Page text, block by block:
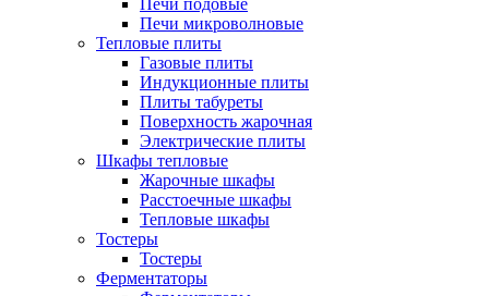
Печи подовые
Печи микроволновые
Тепловые плиты
Газовые плиты
Индукционные плиты
Плиты табуреты
Поверхность жарочная
Электрические плиты
Шкафы тепловые
Жарочные шкафы
Расстоечные шкафы
Тепловые шкафы
Тостеры
Тостеры
Ферментаторы